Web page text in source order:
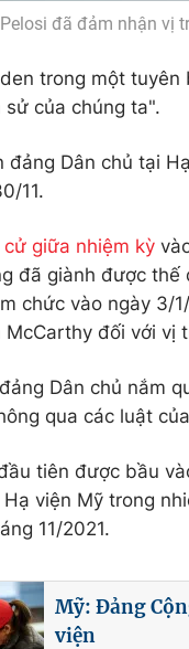
đã đảm nhận vị
trong một
của chúng ta".
đảng Dân chủ tại
11.
cử giữa nhiệm kỳ
đã giành được
chức vào ngày 3/
McCarthy đối với vị
Dân chủ nắm
qua các luật
tiên được bầu
viện Mỹ trong
11/2021.
Mỹ: Đảng
viện